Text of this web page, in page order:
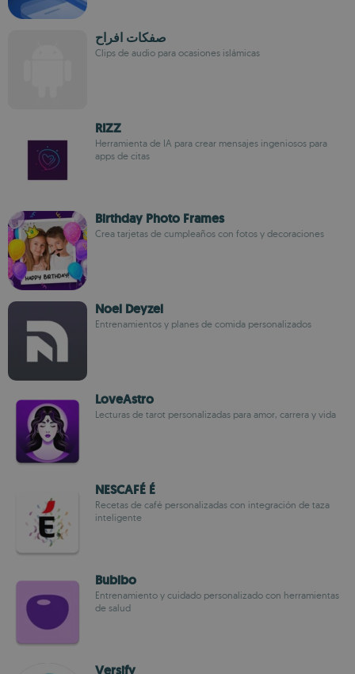
صفكات افراح
Clips de audio para ocasiones islámicas
RIZZ
Herramienta de IA para crear mensajes ingeniosos para
apps de citas
Birthday Photo Frames
Crea tarjetas de cumpleaños con fotos y decoraciones
Noel Deyzel
Entrenamientos y planes de comida personalizados
LoveAstro
Lecturas de tarot personalizadas para amor, carrera y vida
NESCAFÉ É
Recetas de café personalizadas con integración de taza
inteligente
Bubibo
Entrenamiento y cuidado personalizado con herramientas
de salud
Versify